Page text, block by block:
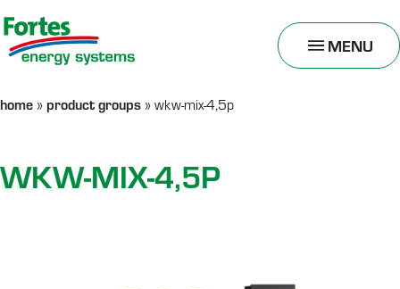
MENU
TOGGLE
MENU
home » product groups » wkw-mix-4,5p
WKW-MIX-4,5P